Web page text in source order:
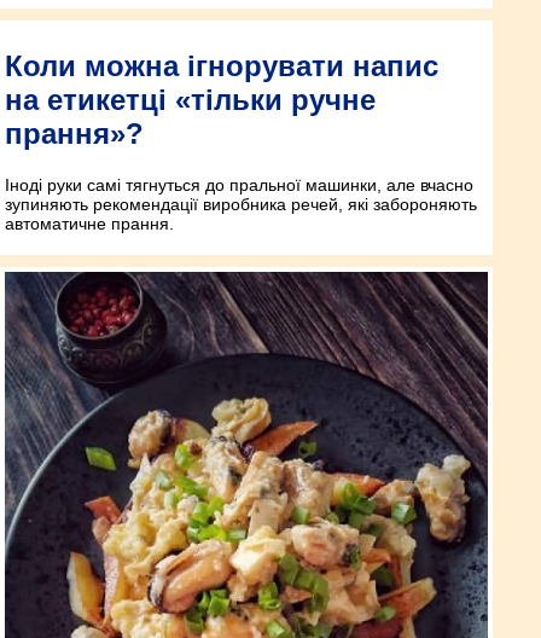
Коли можна ігнорувати напис
на етикетці «тільки ручне
прання»?
Іноді руки самі тягнуться до пральної машинки, але вчасно
зупиняють рекомендації виробника речей, які забороняють
автоматичне прання.